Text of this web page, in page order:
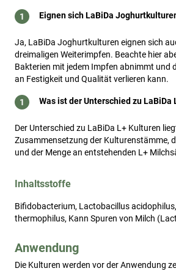
Eignen sich LaBiDa
Ja, LaBiDa Joghurtkulturen eignen sich
dreimaligen Weiterimpfen. Beachte hier
Bakterien mit jedem Impfen abnimmt und
an Festigkeit und Qualität verlieren kann.
Was ist der Unterschied zu LaBiDa
Der Unterschied zu LaBiDa L+ Kulturen
Zusammensetzung der Kulturenstämme,
und der Menge an entstehenden L+
Inhaltsstoffe
Bifidobacterium, Lactobacillus
thermophilus, Kann Spuren von Milch
Anwendung
Die Kulturen werden vor der Anwendung